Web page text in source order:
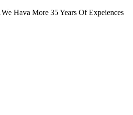
We Hava More 35 Years Of Expeiences